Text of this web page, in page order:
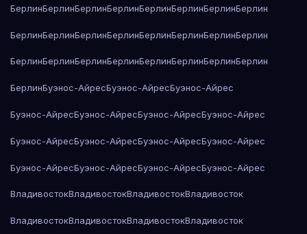
БерлинБерлинБерлинБерлинБерлинБерлинБерлинБерлин
БерлинБерлинБерлинБерлинБерлинБерлинБерлинБерлин
БерлинБерлинБерлинБерлинБерлинБерлинБерлинБерлин
БерлинБуэнос-АйресБуэнос-АйресБуэнос-Айрес
Буэнос-АйресБуэнос-АйресБуэнос-АйресБуэнос-Айрес
Буэнос-АйресБуэнос-АйресБуэнос-АйресБуэнос-Айрес
Буэнос-АйресБуэнос-АйресБуэнос-АйресБуэнос-Айрес
ВладивостокВладивостокВладивостокВладивосток
ВладивостокВладивостокВладивостокВладивосток